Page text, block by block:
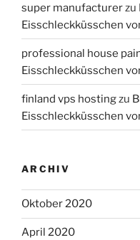
super manufacturerzu
Eisschleckküsschen
professional house
Eisschleckküsschen
finland vps hostingzu
Eisschleckküsschen
ARCHIV
Oktober 2020
April 2020